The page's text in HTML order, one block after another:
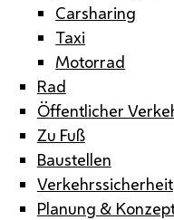
Carsharing
Taxi
Motorrad
Rad
Öffentlicher
Zu Fuß
Baustellen
Verkehrssicherheit
Planung &